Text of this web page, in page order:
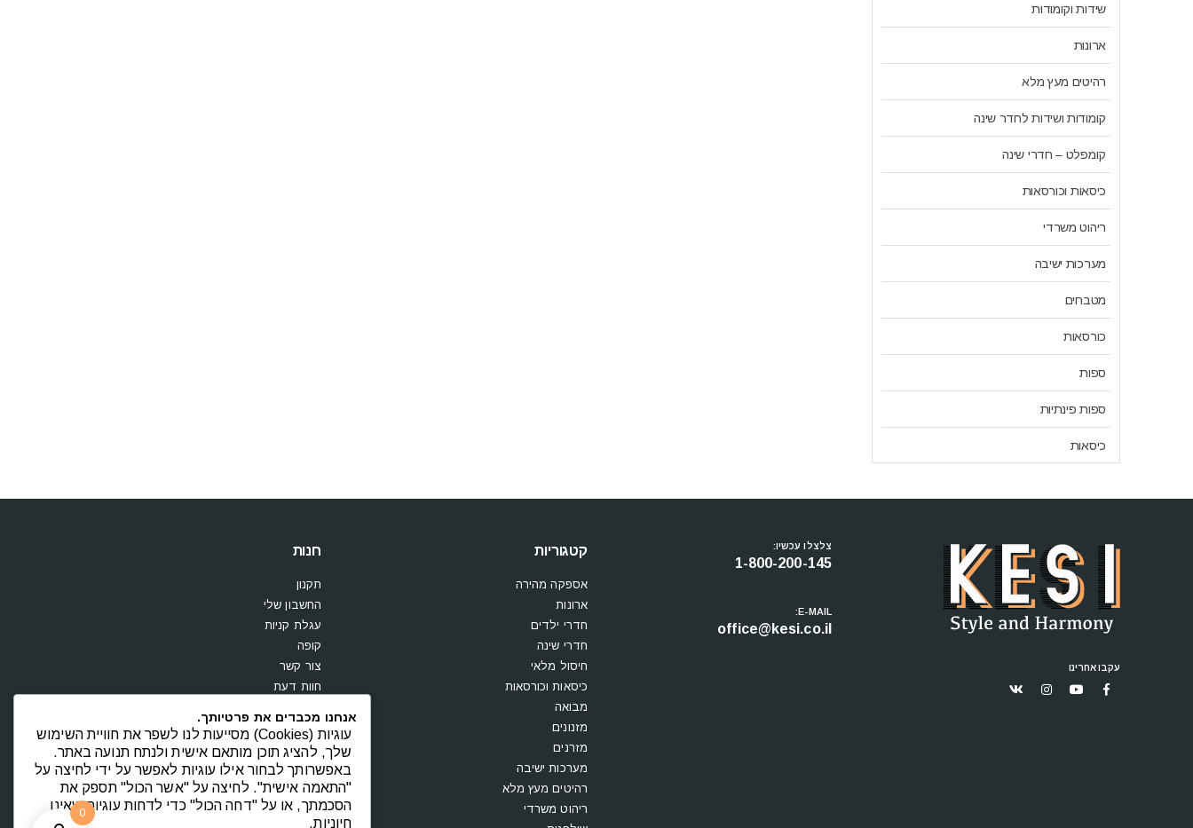
שידות וקומודות
ארונות
רהיטים מעץ מלא
קומודות ושידות לחדר שינה
קומפלט – חדרי שינה
כיסאות וכורסאות
ריהוט משרדי
מערכות ישיבה
מטבחים
כורסאות
ספות
ספות פינתיות
כיסאות
עקבו אחרינו
צלצלו עכשיו:
1-800-200-145
E-MAIL:
office@kesi.co.il
קטגוריות
אספקה מהירה
ארונות
חדרי ילדים
חדרי שינה
חיסול מלאי
כיסאות וכורסאות
מבואה
מזנונים
מזרנים
מערכות ישיבה
רהיטים מעץ מלא
ריהוט משרדי
חנות
תקנון
החשבון שלי
עגלת קניות
קופה
צור קשר
חוות דעת
אנחנו מכבדים את פרטיותך.
עוגיות (Cookies) מסייעות לנו לשפר את חוויית השימוש
שלך, להציג תוכן מותאם אישית ולנתח תנועה באתר.
באפשרותך לבחור אילו עוגיות לאפשר על ידי לחיצה על
"התאמה אישית". לחיצה על "אשר הכול" תספק את
הסכמתך, או על "דחה הכול" כדי לדחות עוגיות שאינן
חיוניות.
0